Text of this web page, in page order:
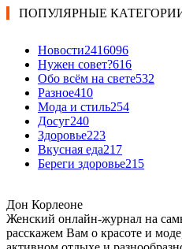
ПОПУЛЯРНЫЕ
Новости2416096
Нужен совет?616
Обо всём на свете532
Разное410
Мода и стиль254
Досуг240
Здоровье223
Вкусная еда217
Береги здоровье215
Дон Корлеоне
Женский онлайн-журнал на
расскажем Вам о красоте и